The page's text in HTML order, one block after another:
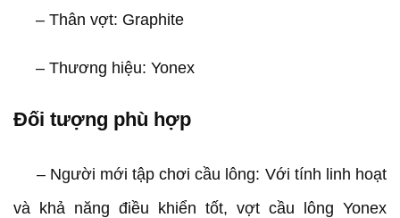
– Thân vợt: Graphite
– Thương hiệu: Yonex
Đối tượng phù hợp
– Người mới tập chơi cầu lông: Với tính linh hoạt
và khả năng điều khiển tốt, vợt cầu lông Yonex